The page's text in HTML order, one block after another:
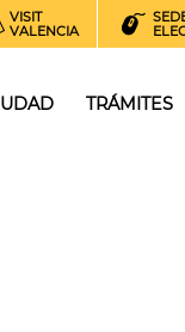
VISIT
VALENCIA
TRÁMITES